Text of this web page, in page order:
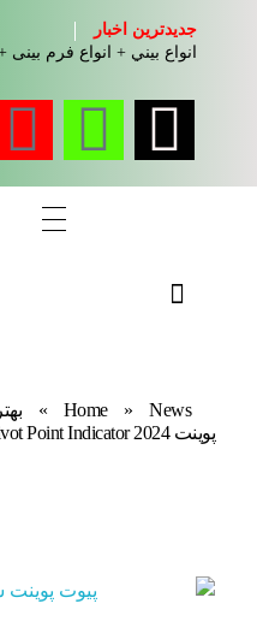
جدیدترین اخبار
انواع بيني + انواع فرم
Home » News
»
پوینت 2024 Pivot Point Indicator + آموزش تصویری